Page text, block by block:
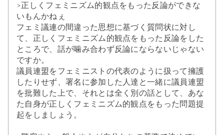
>正しくフェミニズム的観点をもった反論ができな
いもんかねぇ
フェミ議連の間違った思想に基づく質問状に対し
て、正しくフェミニズム的観点をもった反論をした
ところで、話が噛み合わず反論にならないじゃない
ですか。
議員連盟をフェミニストの代表のように扱って擁護
したりせず、署名に参加した人達と一緒に議員連盟
を批難した上で、それとは全く別の話として、あな
た自身が正しくフェミニズム的観点をもった問題提
起をしましょう。